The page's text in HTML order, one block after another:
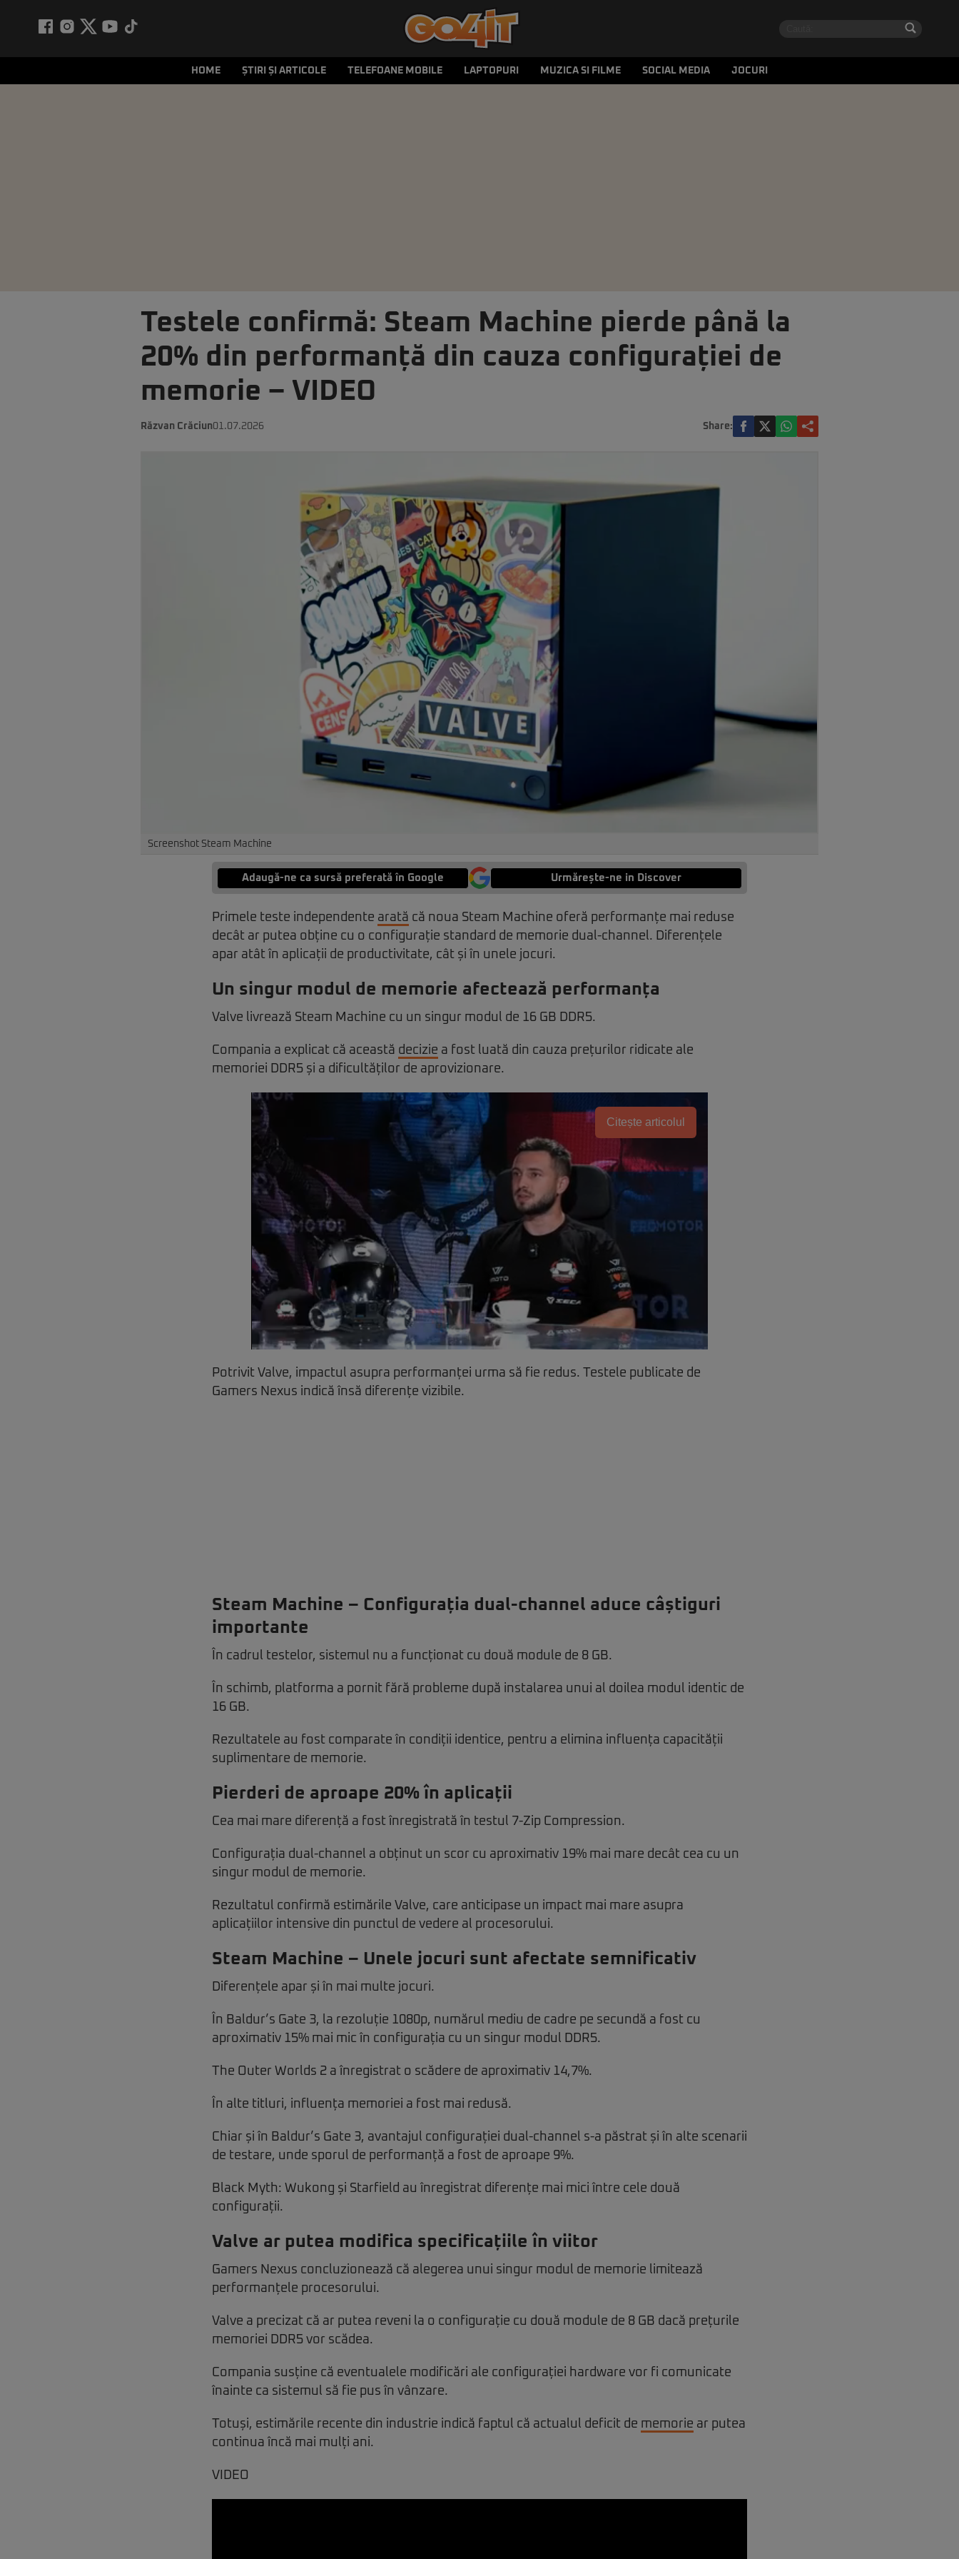
HOME ȘTIRI ȘI ARTICOLE TELEFOANE MOBILE LAPTOPURI MUZICA SI FILME SOCIAL MEDIA JOCURI
Testele confirmă: Steam Machine pierde până la
20% din performanță din cauza configurației de
memorie – VIDEO
Răzvan Crăciun01.07.2026 Share:
Screenshot Steam Machine
Adaugă-ne ca sursă preferată în Google Urmărește-ne in Discover
Primele teste independente arată că noua Steam Machine oferă performanțe mai reduse
decât ar putea obține cu o configurație standard de memorie dual-channel. Diferențele
apar atât în aplicații de productivitate, cât și în unele jocuri.
Un singur modul de memorie afectează performanța
Valve livrează Steam Machine cu un singur modul de 16 GB DDR5.
Compania a explicat că această decizie a fost luată din cauza prețurilor ridicate ale
memoriei DDR5 și a dificultăților de aprovizionare.
Citește articolul
Potrivit Valve, impactul asupra performanței urma să fie redus. Testele publicate de
Gamers Nexus indică însă diferențe vizibile.
Steam Machine – Configurația dual-channel aduce câștiguri
importante
În cadrul testelor, sistemul nu a funcționat cu două module de 8 GB.
În schimb, platforma a pornit fără probleme după instalarea unui al doilea modul identic de
16 GB.
Rezultatele au fost comparate în condiții identice, pentru a elimina influența capacității
suplimentare de memorie.
Pierderi de aproape 20% în aplicații
Cea mai mare diferență a fost înregistrată în testul 7-Zip Compression.
Configurația dual-channel a obținut un scor cu aproximativ 19% mai mare decât cea cu un
singur modul de memorie.
Rezultatul confirmă estimările Valve, care anticipase un impact mai mare asupra
aplicațiilor intensive din punctul de vedere al procesorului.
Steam Machine – Unele jocuri sunt afectate semnificativ
Diferențele apar și în mai multe jocuri.
În Baldur’s Gate 3, la rezoluție 1080p, numărul mediu de cadre pe secundă a fost cu
aproximativ 15% mai mic în configurația cu un singur modul DDR5.
The Outer Worlds 2 a înregistrat o scădere de aproximativ 14,7%.
În alte titluri, influența memoriei a fost mai redusă.
Chiar și în Baldur’s Gate 3, avantajul configurației dual-channel s-a păstrat și în alte scenarii
de testare, unde sporul de performanță a fost de aproape 9%.
Black Myth: Wukong și Starfield au înregistrat diferențe mai mici între cele două
configurații.
Valve ar putea modifica specificațiile în viitor
Gamers Nexus concluzionează că alegerea unui singur modul de memorie limitează
performanțele procesorului.
Valve a precizat că ar putea reveni la o configurație cu două module de 8 GB dacă prețurile
memoriei DDR5 vor scădea.
Compania susține că eventualele modificări ale configurației hardware vor fi comunicate
înainte ca sistemul să fie pus în vânzare.
Totuși, estimările recente din industrie indică faptul că actualul deficit de memorie ar putea
continua încă mai mulți ani.
VIDEO